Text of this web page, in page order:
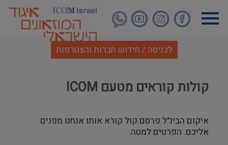
לתוכן
העיקרי
לכניסה / חידוש חברות והצטרפות
קולות קוראים מטעם ICOM
איקום הבינ"ל פרסם קול קורא אותו אנחנו מפנים
אליכם. הפרטים למטה.